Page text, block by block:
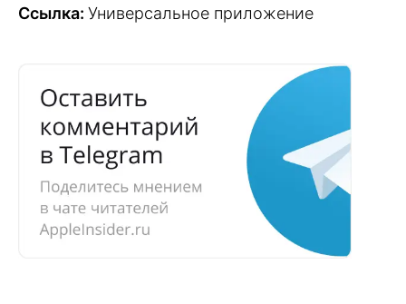
Ссылка: Универсальное приложение